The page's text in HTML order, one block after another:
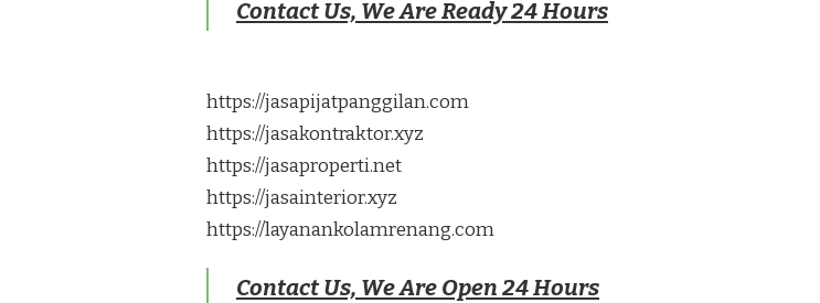
Contact Us, We Are Ready 24 Hours
https://jasapijatpanggilan.com
https://jasakontraktor.xyz
https://jasaproperti.net
https://jasainterior.xyz
https://layanankolamrenang.com
Contact Us, We Are Open 24 Hours